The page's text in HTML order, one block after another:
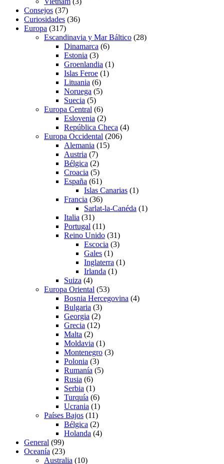
Consejos (37)
Curiosidades (36)
Europa (317)
Escandinavia y Mar Báltico (28)
Dinamarca (6)
Estonia (3)
Groenlandia (1)
Islas Feroe (1)
Lituania (6)
Noruega (5)
Suecia (5)
Europa Central (6)
Eslovenia (2)
República Checa (4)
Europa Occidental (206)
Alemania (15)
Austria (7)
Bélgica (2)
Croacia (5)
España (61)
Islas Canarias (1)
Francia (36)
Sarlat-la-Canéda (1)
Italia (31)
Portugal (11)
Reino Unido (31)
Escocia (3)
Gales (1)
Inglaterra (1)
Irlanda (1)
Suiza (4)
Europa Oriental (53)
Bosnia Hercegovina (4)
Bulgaria (3)
Georgia (2)
Grecia (12)
Malta (2)
Moldavia (1)
Montenegro (3)
Polonia (3)
Rumanía (5)
Rusia (6)
Serbia (1)
Turquía (6)
Ucrania (1)
Países Bajos (11)
Bélgica (2)
Holanda (4)
General (99)
Oceanía (23)
Australia (10)